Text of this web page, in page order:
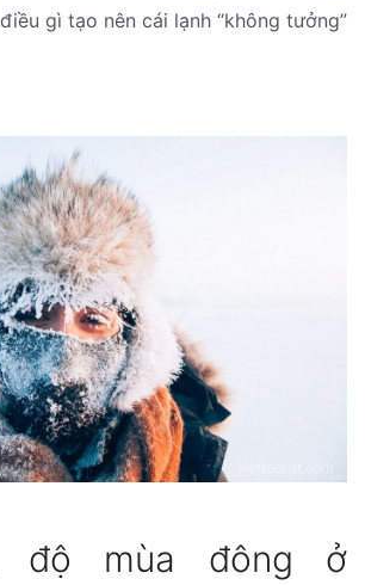
gì tạo nên cái lạnh “không tưởng”
độ mùa đông ở